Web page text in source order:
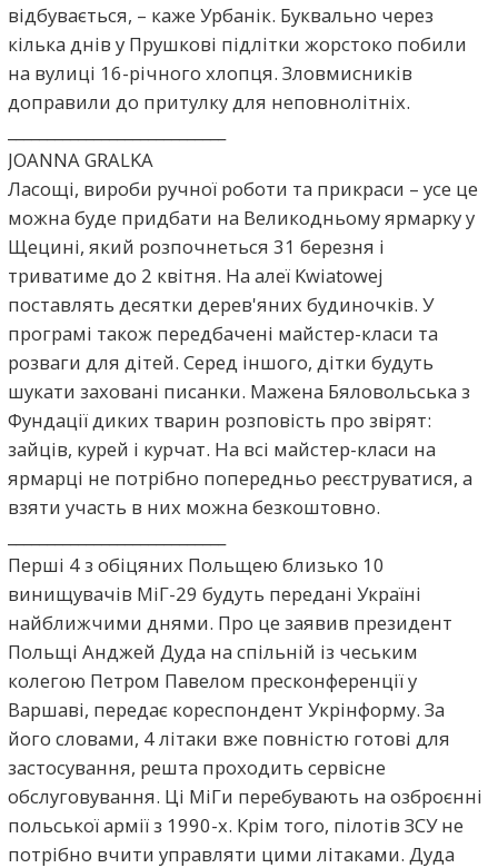
відбувається, – каже Урбанік. Буквально через
кілька днів у Прушкові підлітки жорстоко побили
на вулиці 16-річного хлопця. Зловмисників
доправили до притулку для неповнолітніх.
JOANNA GRALKA
Ласощі, вироби ручної роботи та прикраси – усе це
можна буде придбати на Великодньому ярмарку у
Щецині, який розпочнеться 31 березня і
триватиме до 2 квітня. На алеї Kwiatowej
поставлять десятки дерев'яних будиночків. У
програмі також передбачені майстер-класи та
розваги для дітей. Серед іншого, дітки будуть
шукати заховані писанки. Мажена Бяловольська з
Фундації диких тварин розповість про звірят:
зайців, курей і курчат. На всі майстер-класи на
ярмарці не потрібно попередньо реєструватися, а
взяти участь в них можна безкоштовно.
Перші 4 з обіцяних Польщею близько 10
винищувачів МіГ-29 будуть передані Україні
найближчими днями. Про це заявив президент
Польщі Анджей Дуда на спільній із чеським
колегою Петром Павелом пресконференції у
Варшаві, передає кореспондент Укрінформу. За
його словами, 4 літаки вже повністю готові для
застосування, решта проходить сервісне
обслуговування. Ці МіГи перебувають на озброєнні
польської армії з 1990-х. Крім того, пілотів ЗСУ не
потрібно вчити управляти цими літаками. Дуда